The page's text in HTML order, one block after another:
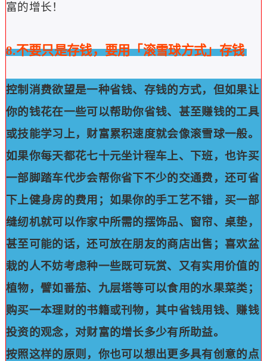
富的增长！
8.不要只是存钱，要用「滚雪球方式」存钱
控制消费欲望是一种省钱、存钱的方式，但如果让
你的钱花在一些可以帮助你省钱、甚至赚钱的工具
或技能学习上，财富累积速度就会像滚雪球一般。
如果你每天都花七十元坐计程车上、下班，也许买
一部脚踏车代步会帮你省下不少的交通费，还可省
下上健身房的费用；如果你的手工艺不错，买一部
缝纫机就可以作家中所需的摆饰品、窗帘、桌垫，
甚至可能的话，还可放在朋友的商店出售；喜欢盆
栽的人不妨考虑种一些既可玩赏、又有实用价值的
植物，譬如番茄、九层塔等可以食用的水果菜类；
购买一本理财的书籍或刊物，其中省钱用钱、赚钱
投资的观念，对财富的增长多少有所助益。
按照这样的原则，你也可以想出更多具有创意的点